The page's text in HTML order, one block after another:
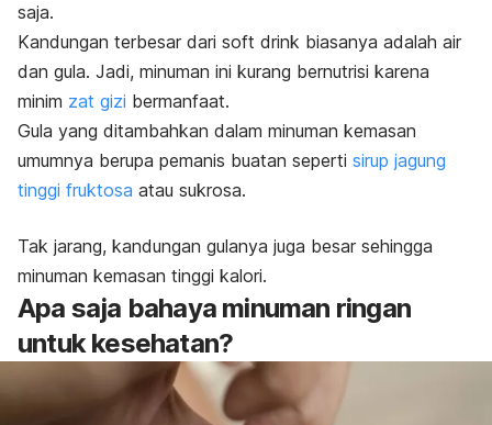
saja.
Kandungan terbesar dari soft drink biasanya adalah air
dan gula. Jadi, minuman ini kurang bernutrisi karena
minim zat gizi bermanfaat.
Gula yang ditambahkan dalam minuman kemasan
umumnya berupa pemanis buatan seperti sirup jagung
tinggi fruktosa atau sukrosa.
Tak jarang, kandungan gulanya juga besar sehingga
minuman kemasan tinggi kalori.
Apa saja bahaya minuman ringan
untuk kesehatan?